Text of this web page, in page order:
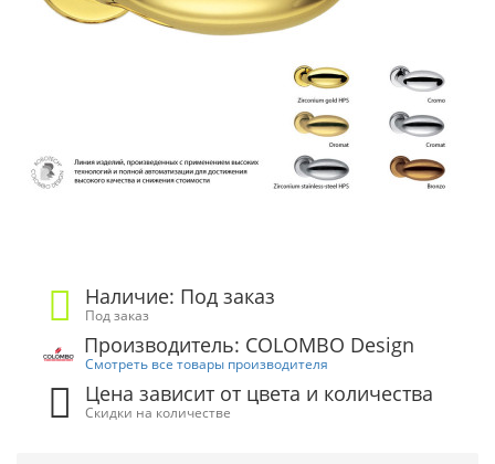
Наличие: Под заказ
Под заказ
Производитель: COLOMBO Design
Смотреть все товары производителя
Цена зависит от цвета и количества
Скидки на количестве